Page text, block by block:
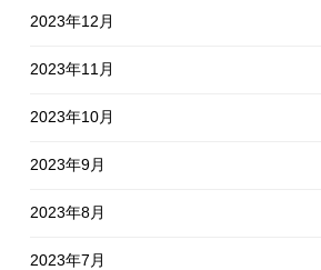
2023年12月
2023年11月
2023年10月
2023年9月
2023年8月
2023年7月